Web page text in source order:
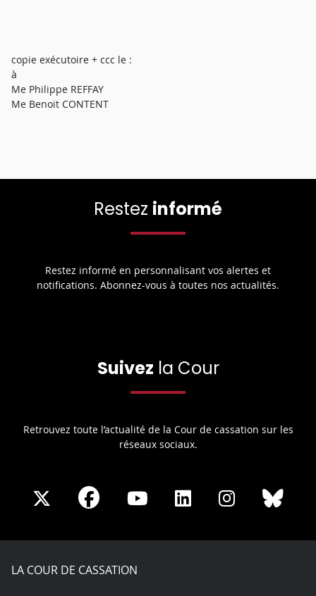
copie exécutoire + ccc le :
à
Me Philippe REFFAY
Me Benoit CONTENT
Restez informé
Restez informé en personnalisant vos alertes et
notifications. Abonnez-vous à toutes nos actualités.
Suivez la Cour
Retrouvez toute l’actualité de la Cour de cassation sur les
réseaux sociaux.
Share
X
Share
Facebook
Share
Youtube
Share
LinkedIn
Share
Instagram
LA COUR DE CASSATION